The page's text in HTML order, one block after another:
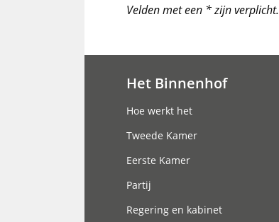
Velden met een * zijn verplicht.
Het Binnenhof
Hoe werkt het
Tweede Kamer
Eerste Kamer
Partij
Regering en kabinet